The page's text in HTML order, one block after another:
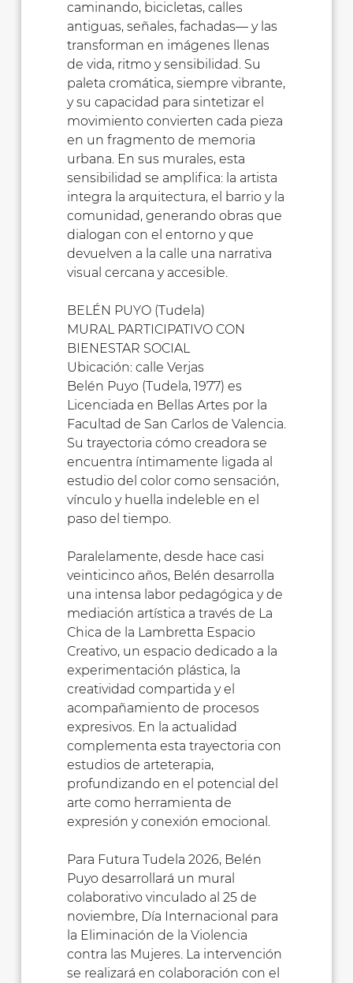
caminando, bicicletas, calles
antiguas, señales, fachadas— y las
transforman en imágenes llenas
de vida, ritmo y sensibilidad. Su
paleta cromática, siempre vibrante,
y su capacidad para sintetizar el
movimiento convierten cada pieza
en un fragmento de memoria
urbana. En sus murales, esta
sensibilidad se amplifica: la artista
integra la arquitectura, el barrio y la
comunidad, generando obras que
dialogan con el entorno y que
devuelven a la calle una narrativa
visual cercana y accesible.
BELÉN PUYO (Tudela)
MURAL PARTICIPATIVO CON
BIENESTAR SOCIAL
Ubicación: calle Verjas
Belén Puyo (Tudela, 1977) es
Licenciada en Bellas Artes por la
Facultad de San Carlos de Valencia.
Su trayectoria cómo creadora se
encuentra íntimamente ligada al
estudio del color como sensación,
vínculo y huella indeleble en el
paso del tiempo.
Paralelamente, desde hace casi
veinticinco años, Belén desarrolla
una intensa labor pedagógica y de
mediación artística a través de La
Chica de la Lambretta Espacio
Creativo, un espacio dedicado a la
experimentación plástica, la
creatividad compartida y el
acompañamiento de procesos
expresivos. En la actualidad
complementa esta trayectoria con
estudios de arteterapia,
profundizando en el potencial del
arte como herramienta de
expresión y conexión emocional.
Para Futura Tudela 2026, Belén
Puyo desarrollará un mural
colaborativo vinculado al 25 de
noviembre, Día Internacional para
la Eliminación de la Violencia
contra las Mujeres. La intervención
se realizará en colaboración con el